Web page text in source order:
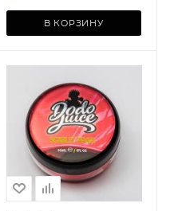
В КОРЗИНУ